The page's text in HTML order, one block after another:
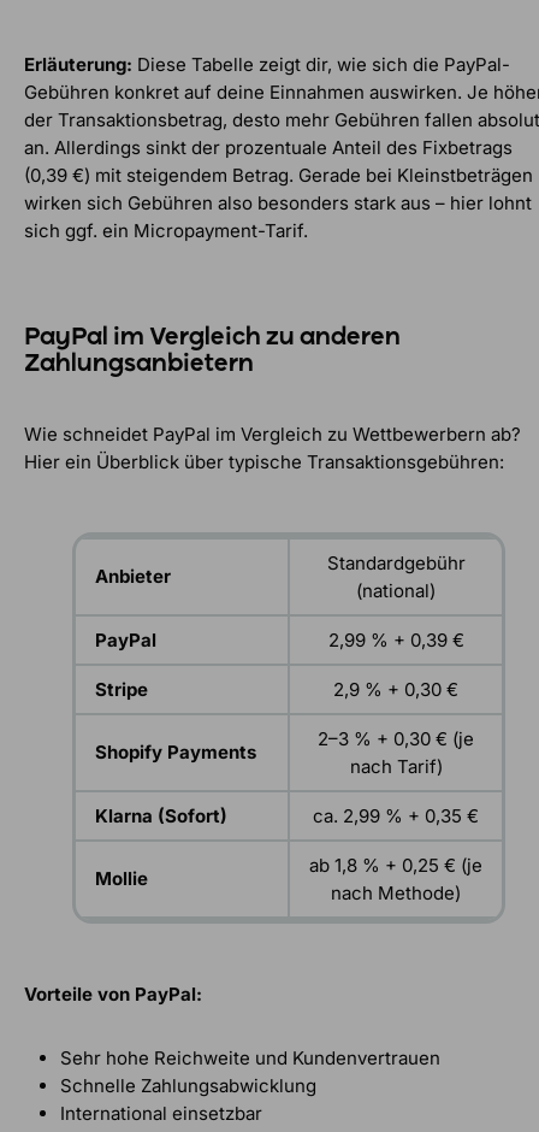
Erläuterung: Diese Tabelle zeigt dir, wie sich die PayPal-
Gebühren konkret auf deine Einnahmen auswirken. Je
der Transaktionsbetrag, desto mehr Gebühren fallen absolut
an. Allerdings sinkt der prozentuale Anteil des Fixbetrags
(0,39 €) mit steigendem Betrag. Gerade bei Kleinstbeträgen
wirken sich Gebühren also besonders stark aus – hier lohnt
sich ggf. ein Micropayment-Tarif.
PayPal im Vergleich zu anderen
Zahlungsanbietern
Wie schneidet PayPal im Vergleich zu Wettbewerbern ab?
Hier ein Überblick über typische Transaktionsgebühren:
Anbieter
Standardgebühr
(national)
PayPal 2,99 % + 0,39 €
Stripe 2,9 % + 0,30 €
Shopify Payments
2–3 % + 0,30 € (je
nach Tarif)
Klarna (Sofort) ca. 2,99 % + 0,35 €
Mollie
ab 1,8 % + 0,25 € (je
nach Methode)
Vorteile von PayPal:
Sehr hohe Reichweite und Kundenvertrauen
Schnelle Zahlungsabwicklung
International einsetzbar